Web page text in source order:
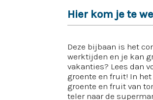
Hier kom je te
Deze bijbaan is het
werktijden en je kan
vakanties? Lees dan
groente en fruit! In
groente en fruit van
teler naar de